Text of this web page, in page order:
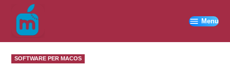
contenuto
Menu
PUBBLICATO
IN
SOFTWARE PER MACOS